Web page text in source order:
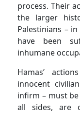
process. Their
the larger
Palestinians –
have been
inhumane
Hamas’
innocent
infirm – must
all sides, are